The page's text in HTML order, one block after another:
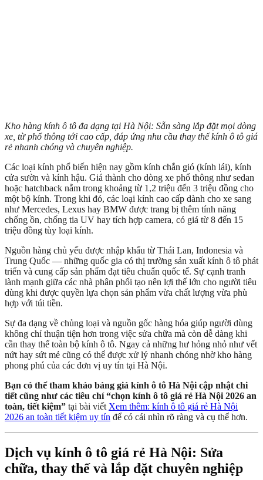
Kho hàng kính ô tô đa dạng tại Hà Nội: Sẵn sàng lắp đặt mọi dòng
xe, từ phổ thông tới cao cấp, đáp ứng nhu cầu thay thế kính ô tô giá
rẻ nhanh chóng và chuyên nghiệp.
Các loại kính phổ biến hiện nay gồm kính chắn gió (kính lái), kính
cửa sườn và kính hậu. Giá thành cho dòng xe phổ thông như sedan
hoặc hatchback nằm trong khoảng từ 1,2 triệu đến 3 triệu đồng cho
một bộ kính. Trong khi đó, các loại kính cao cấp dành cho xe sang
như Mercedes, Lexus hay BMW được trang bị thêm tính năng
chống ồn, chống tia UV hay tích hợp camera, có giá từ 8 đến 15
triệu đồng tùy loại kính.
Nguồn hàng chủ yếu được nhập khẩu từ Thái Lan, Indonesia và
Trung Quốc — những quốc gia có thị trường sản xuất kính ô tô phát
triển và cung cấp sản phẩm đạt tiêu chuẩn quốc tế. Sự cạnh tranh
lành mạnh giữa các nhà phân phối tạo nên lợi thế lớn cho người tiêu
dùng khi được quyền lựa chọn sản phẩm vừa chất lượng vừa phù
hợp với túi tiền.
Sự đa dạng về chủng loại và nguồn gốc hàng hóa giúp người dùng
không chỉ thuận tiện hơn trong việc sửa chữa mà còn dễ dàng khi
cần thay thế toàn bộ kính ô tô. Ngay cả những hư hỏng nhỏ như vết
nứt hay sứt mẻ cũng có thể được xử lý nhanh chóng nhờ kho hàng
phong phú của các đơn vị uy tín tại Hà Nội.
Bạn có thể tham khảo bảng giá kính ô tô Hà Nội cập nhật chi
tiết cũng như các tiêu chí “chọn kính ô tô giá rẻ Hà Nội 2026 an
toàn, tiết kiệm” tại bài viết Xem thêm: kính ô tô giá rẻ Hà Nội
2026 an toàn tiết kiệm uy tín để có cái nhìn rõ ràng và cụ thể hơn.
Dịch vụ kính ô tô giá rẻ Hà Nội: Sửa
chữa, thay thế và lắp đặt chuyên nghiệp